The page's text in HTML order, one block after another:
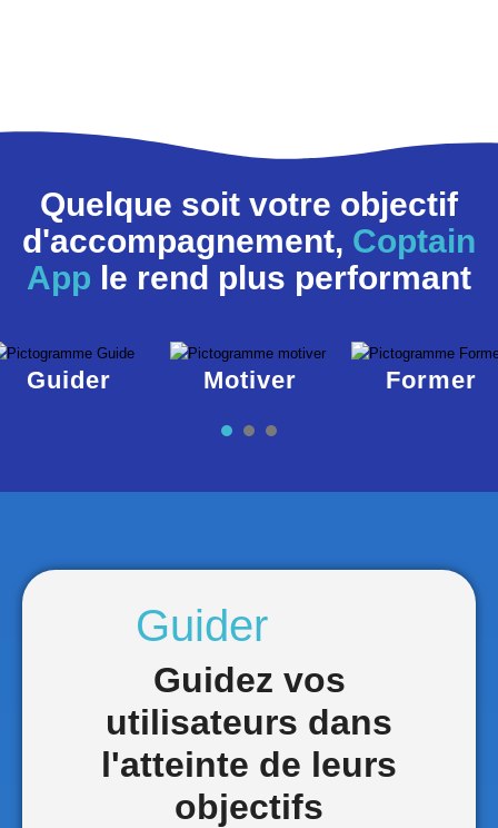
Quelque soit votre objectif
d'accompagnement, Coptain
App le rend plus performant
Guider Motiver Former
Guidez vos
utilisateurs dans
l'atteinte de leurs
objectifs